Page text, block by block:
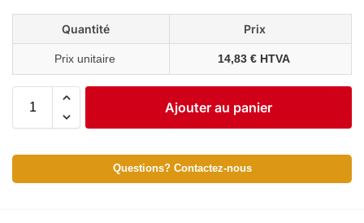
Quantité Prix
Prix unitaire 14,83 € HTVA
Ajouter au panier
Questions? Contactez-nous